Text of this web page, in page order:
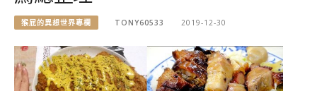
猴屁的異想世界專欄 TONY60533 2019-12-30